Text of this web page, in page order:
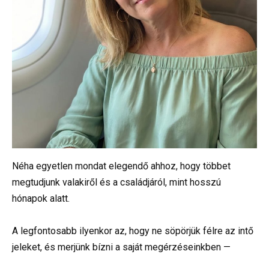
Néha egyetlen mondat elegendő ahhoz, hogy többet
megtudjunk valakiről és a családjáról, mint hosszú
hónapok alatt.
A legfontosabb ilyenkor az, hogy ne söpörjük félre az intő
jeleket, és merjünk bízni a saját megérzéseinkben —